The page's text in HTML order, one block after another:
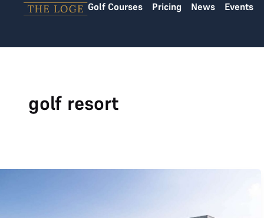
Skip to content Golf Courses Pricing News Events
golf resort